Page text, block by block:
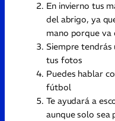
En invierno tus
del abrigo, ya
mano porque va
Siempre tendrás
tus fotos
Puedes hablar
fútbol
Te ayudará a
aunque solo sea